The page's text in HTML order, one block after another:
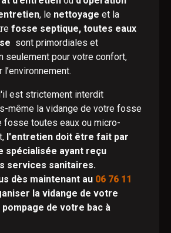
, le nettoyage et la
fosse septique, toutes eaux
sont primordiales et
seulement pour votre confort,
est strictement interdit
même la vidange de votre fosse
fosse toutes eaux ou micro-
l'entretien doit être fait par
spécialisée ayant reçu
services sanitaires.
dès maintenant au 06 76 11
la vidange de votre
de votre bac à